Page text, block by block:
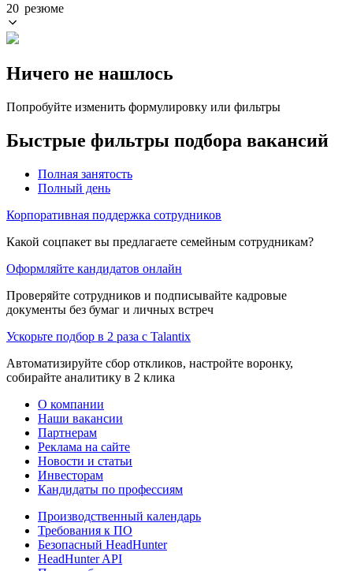
20 резюме
Ничего не нашлось
Попробуйте изменить формулировку или фильтры
Быстрые фильтры подбора вакансий
Полная занятость
Полный день
Корпоративная поддержка сотрудников
Какой соцпакет вы предлагаете семейным сотрудникам?
Оформляйте кандидатов онлайн
Проверяйте сотрудников и подписывайте кадровые
документы без бумаг и личных встреч
Ускорьте подбор в 2 раза с Talantix
Автоматизируйте сбор откликов, настройте воронку,
собирайте аналитику в 2 клика
О компании
Наши вакансии
Партнерам
Реклама на сайте
Новости и статьи
Инвесторам
Кандидаты по профессиям
Производственный календарь
Требования к ПО
Безопасный HeadHunter
HeadHunter API